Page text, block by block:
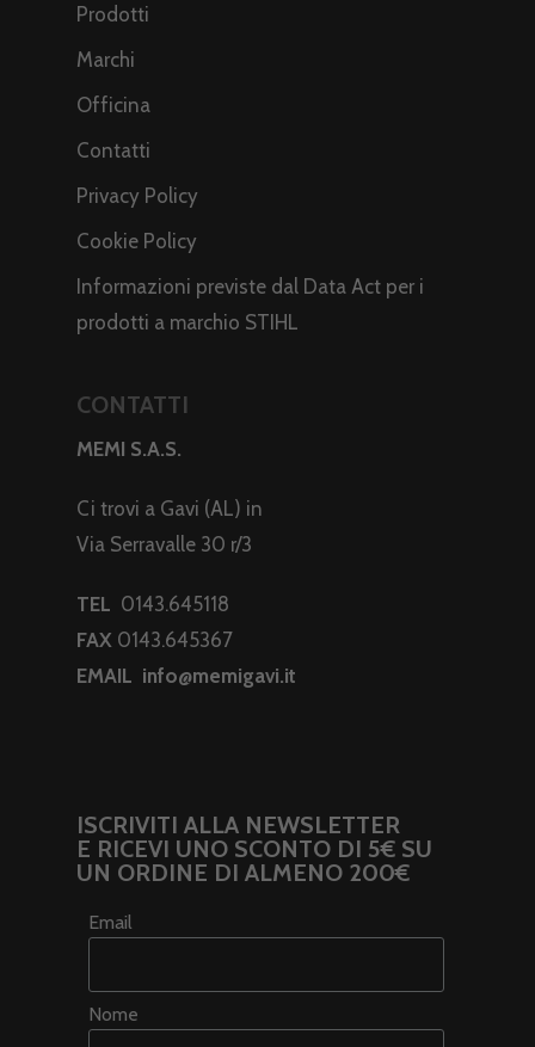
Prodotti
Marchi
Officina
Contatti
Privacy Policy
Cookie Policy
Informazioni previste dal Data Act per i
prodotti a marchio STIHL
CONTATTI
MEMI S.A.S.
Ci trovi a Gavi (AL) in
Via Serravalle 30 r/3
TEL 0143.645118
FAX 0143.645367
EMAIL info@memigavi.it
ISCRIVITI ALLA NEWSLETTER
E RICEVI UNO SCONTO DI 5€ SU
UN ORDINE DI ALMENO 200€
Email
Nome